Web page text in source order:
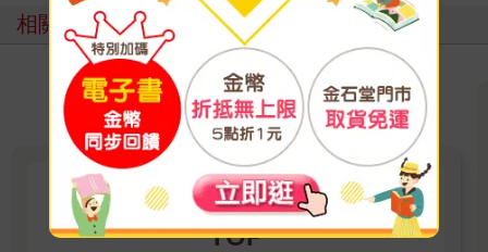
相關主題
2026第一季季暢銷-童書/青少年
TOP